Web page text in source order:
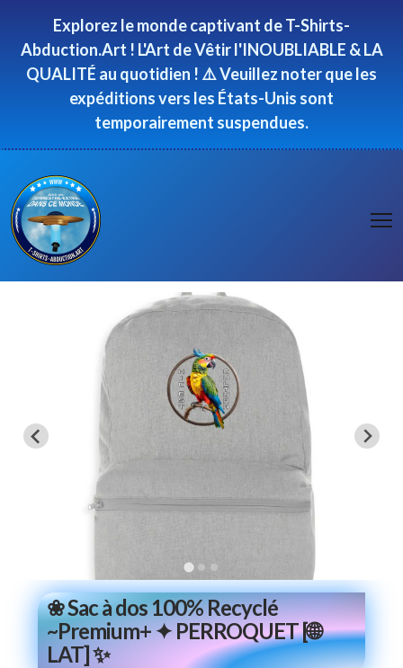
Explorez le monde captivant de T-Shirts-
Abduction.Art ! L'Art de Vêtir l'INOUBLIABLE & LA
QUALITÉ au quotidien ! ⚠️ Veuillez noter que les
expéditions vers les États-Unis sont
temporairement suspendues.
❀ Sac à dos 100% Recyclé
~Premium+ ✦ PERROQUET [🌐
LAT] ✨